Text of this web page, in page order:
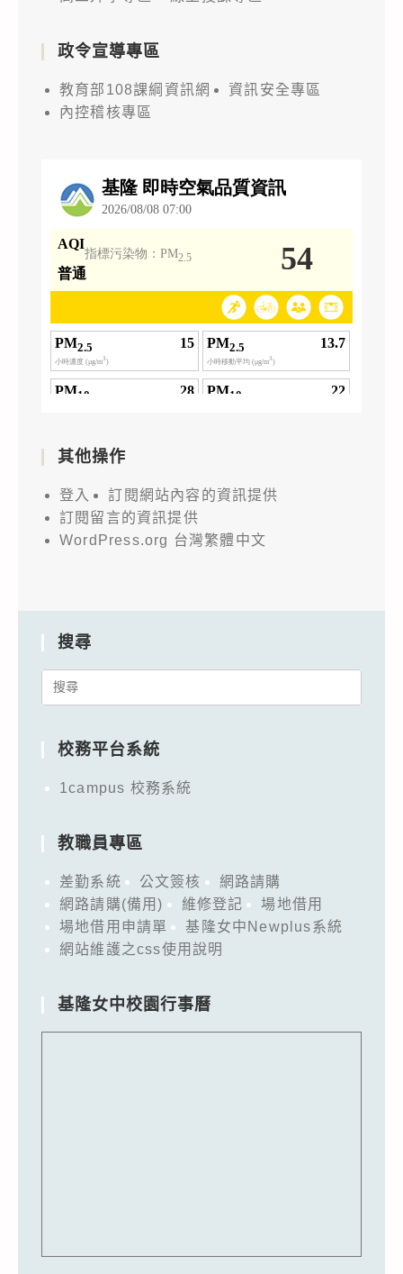
政令宣導專區
教育部108課綱資訊網
資訊安全專區
內控稽核專區
其他操作
登入
訂閱網站內容的資訊提供
訂閱留言的資訊提供
WordPress.org 台灣繁體中文
搜尋
Search
校務平台系統
1campus 校務系統
教職員專區
差勤系統 公文簽核
網路請購
網路請購(備用)
維修登記
場地借用
場地借用申請單
基隆女中Newplus系統
網站維護之css使用說明
基隆女中校園行事曆